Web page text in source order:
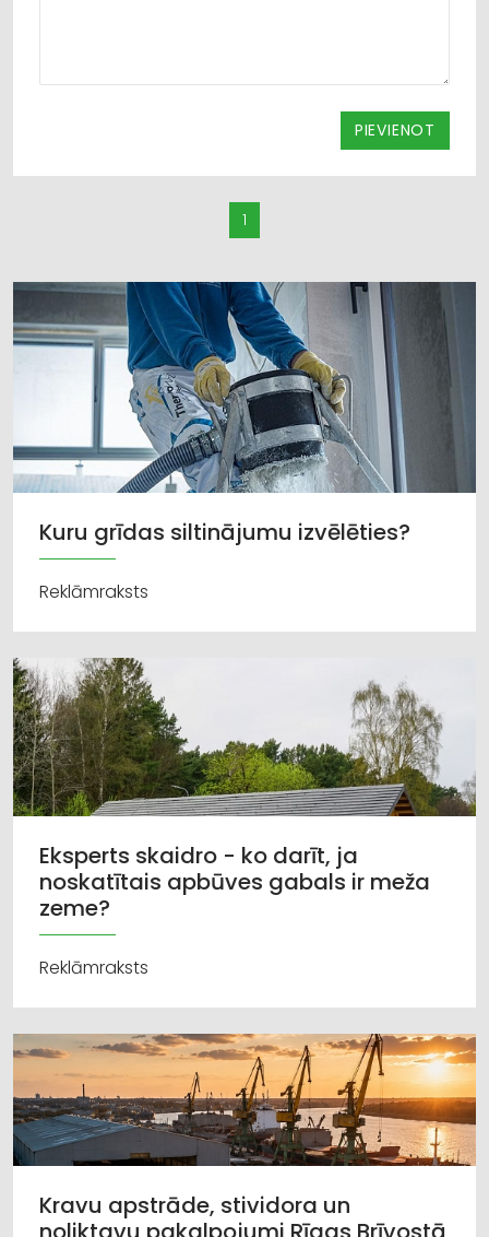
PIEVIENOT
1
Kuru grīdas siltinājumu izvēlēties?
Reklāmraksts
Eksperts skaidro - ko darīt, ja
noskatītais apbūves gabals ir meža
zeme?
Reklāmraksts
Kravu apstrāde, stividora un